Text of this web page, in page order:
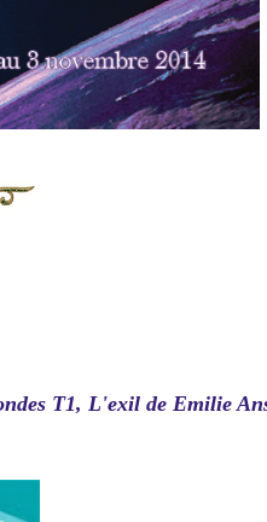
T1, L'exil de Emilie